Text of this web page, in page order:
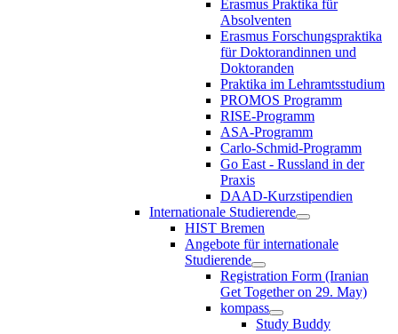
Erasmus Praktika für
Absolventen
Erasmus Forschungspraktika
für Doktorandinnen und
Doktoranden
Praktika im Lehramtsstudium
PROMOS Programm
RISE-Programm
ASA-Programm
Carlo-Schmid-Programm
Go East - Russland in der
Praxis
DAAD-Kurzstipendien
Internationale Studierende
HIST Bremen
Angebote für internationale
Studierende
Registration Form (Iranian
Get Together on 29. May)
kompass
Study Buddy